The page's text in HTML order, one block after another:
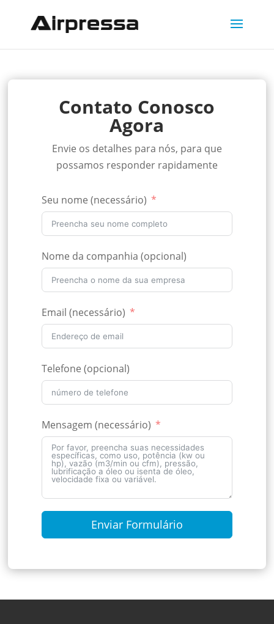
Contato Conosco
Agora
Envie os detalhes para nós, para que
possamos responder rapidamente
Seu nome (necessário)
Nome da companhia (opcional)
Email (necessário)
Telefone (opcional)
Mensagem (necessário)
Enviar Formulário